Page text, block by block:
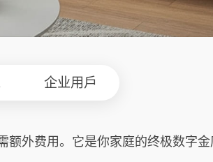
企业用戶
额外费用。它是你家庭的终极数字